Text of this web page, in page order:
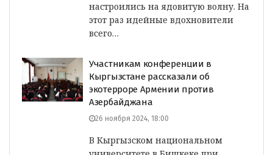
настроились на ядовитую волну. На
этот раз идейные вдохновители
всего…
Участникам конференции в
Кыргызстане рассказали об
экотерроре Армении против
Азербайджана
26 ноября 2024, 18:00
В Кыргызском национальном